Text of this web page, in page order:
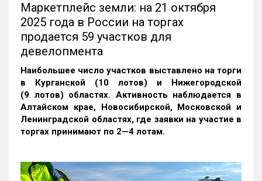
Маркетплейс земли: на 21 октября
2025 года в России на торгах
продается 59 участков для
девелопмента
Наибольшее число участков выставлено на торги
в Курганской (10 лотов) и Нижегородской
(9 лотов) областях. Активность наблюдается в
Алтайском крае, Новосибирской, Московской и
Ленинградской областях, где заявки на участие в
торгах принимают по 2—4 лотам.